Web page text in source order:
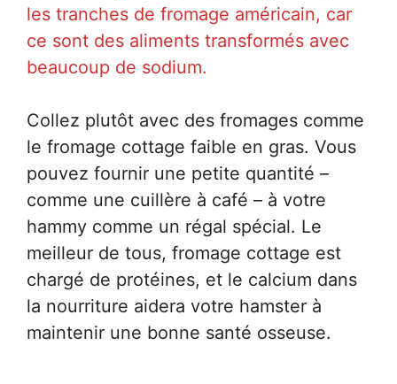
les tranches de fromage américain, car
ce sont des aliments transformés avec
beaucoup de sodium.
Collez plutôt avec des fromages comme
le fromage cottage faible en gras. Vous
pouvez fournir une petite quantité –
comme une cuillère à café – à votre
hammy comme un régal spécial. Le
meilleur de tous, fromage cottage est
chargé de protéines, et le calcium dans
la nourriture aidera votre hamster à
maintenir une bonne santé osseuse.